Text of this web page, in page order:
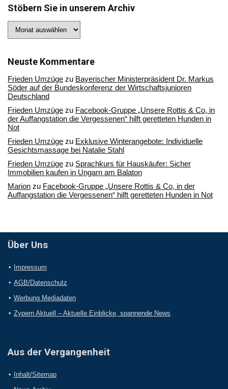
Stöbern Sie in unserem Archiv
Sie
Archiv
Neuste Kommentare
Frieden Umzüge zu Bayerischer Ministerpräsident Dr. Markus
Söder auf der Bundeskonferenz der Wirtschaftsjunioren
Deutschland
Frieden Umzüge zu Facebook-Gruppe „Unsere Rottis & Co, in
der Auffangstation die Vergessenen“ hilft geretteten Hunden in
Not
Frieden Umzüge zu Exklusive Winterangebote: Individuelle
Gesichtsmassage bei Natalie Stahl
Frieden Umzüge zu Sprachkurs für Hauskäufer: Sicher
Immobilien kaufen in Ungarn am Balaton
Marion zu Facebook-Gruppe „Unsere Rottis & Co, in der
Auffangstation die Vergessenen“ hilft geretteten Hunden in Not
Über Uns
Impressum
AGB/Datenschutz
Werbung Mediadaten
Zypern Aktuell – Aktuelle Einblicke, spannende News
Aus der Vergangenheit
Inhalt/Sitemap